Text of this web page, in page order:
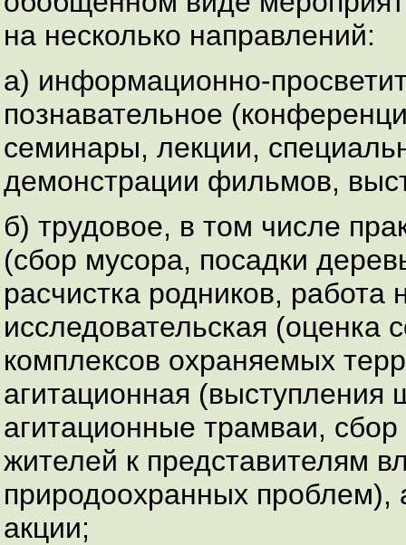
на несколько направлений:
а) информационно-
познавательное
семинары, лекции,
демонстрации фильмов,
б) трудовое, в том числе
(сбор мусора, посадки
расчистка родников, работа
исследовательская (оценка
комплексов охраняемых
агитационная (выступления
агитационные трамваи,
жителей к представителям
природоохранных проблем),
акции;